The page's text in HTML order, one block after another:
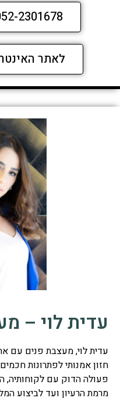
2301678
לאתר
עדית לוי –
עדית לוי, מעצבת פנים עם
פעולה הדוק עם לקוחותיה,
מרמת הרעיון ועד לביצוע